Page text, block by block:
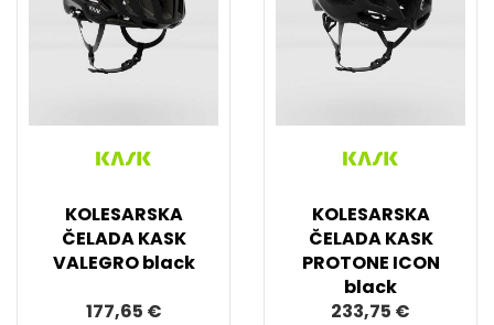
KOLESARSKA
ČELADA KASK
VALEGRO black
177,65 €
KOLESARSKA
ČELADA KASK
PROTONE ICON
black
233,75 €